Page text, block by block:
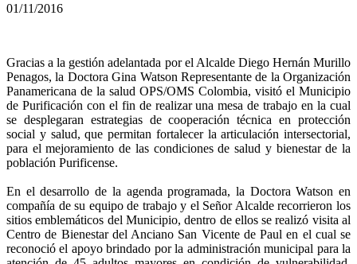
01/11/2016
Gracias a la gestión adelantada por el Alcalde Diego Hernán Murillo
Penagos, la Doctora Gina Watson Representante de la Organización
Panamericana de la salud OPS/OMS Colombia, visitó el Municipio
de Purificación con el fin de realizar una mesa de trabajo en la cual
se desplegaran estrategias de cooperación técnica en protección
social y salud, que permitan fortalecer la articulación intersectorial,
para el mejoramiento de las condiciones de salud y bienestar de la
población Purificense.
En el desarrollo de la agenda programada, la Doctora Watson en
compañía de su equipo de trabajo y el Señor Alcalde recorrieron los
sitios emblemáticos del Municipio, dentro de ellos se realizó visita al
Centro de Bienestar del Anciano San Vicente de Paul en el cual se
reconoció el apoyo brindado por la administración municipal para la